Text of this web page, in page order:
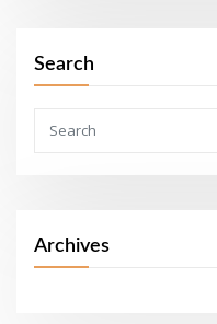
Search
Archives